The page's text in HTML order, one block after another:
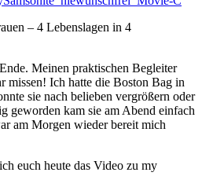
– 4 Lebenslagen in 4
Meinen praktischen Begleiter
missen! Ich hatte die Boston Bag in
sie nach belieben vergrößern oder
geworden kam sie am Abend einfach
am Morgen wieder bereit mich
euch heute das Video zu my